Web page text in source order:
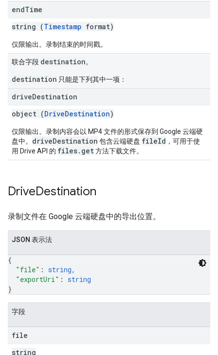
endTime
string (Timestamp format)
仅限输出。录制结束的时间戳。
联合字段 destination。
destination 只能是下列其中一项：
driveDestination
object (DriveDestination)
仅限输出。录制内容会以 MP4 文件的形式保存到 Google 云端硬
盘中。 driveDestination 包含云端硬盘 fileId ，可用于使
用 Drive API 的 files.get方法下载文件。
DriveDestination
录制文件在 Google 云端硬盘中的导出位置。
JSON 表示法
{
"file" : string,
"exportUri" : string
}
字段
file
string